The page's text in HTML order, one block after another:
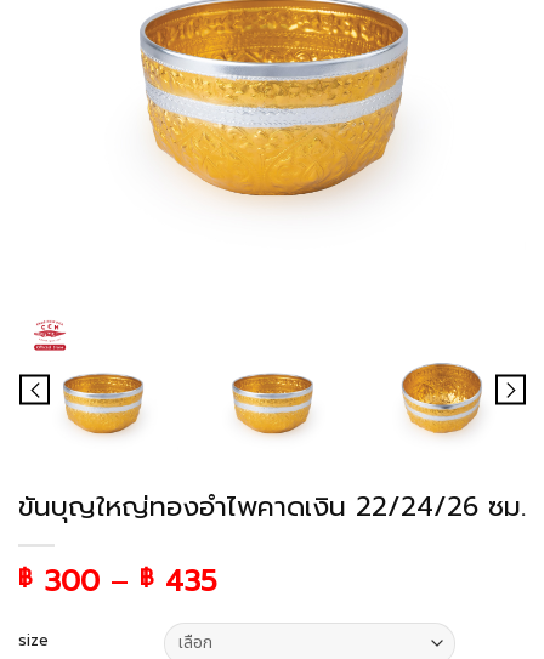
ขันบุญใหญ่ทองอำไพคาดเงิน 22/24/26 ซม.
฿ 300 – ฿ 435
size